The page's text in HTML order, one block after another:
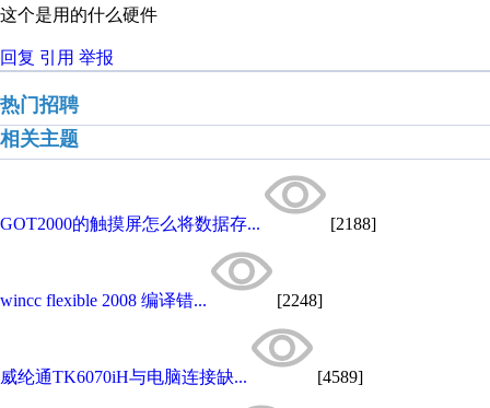
这个是用的什么硬件
回复 引用 举报
热门招聘
相关主题
GOT2000的触摸屏怎么将数据存... [2188]
wincc flexible 2008 编译错... [2248]
威纶通TK6070iH与电脑连接缺... [4589]